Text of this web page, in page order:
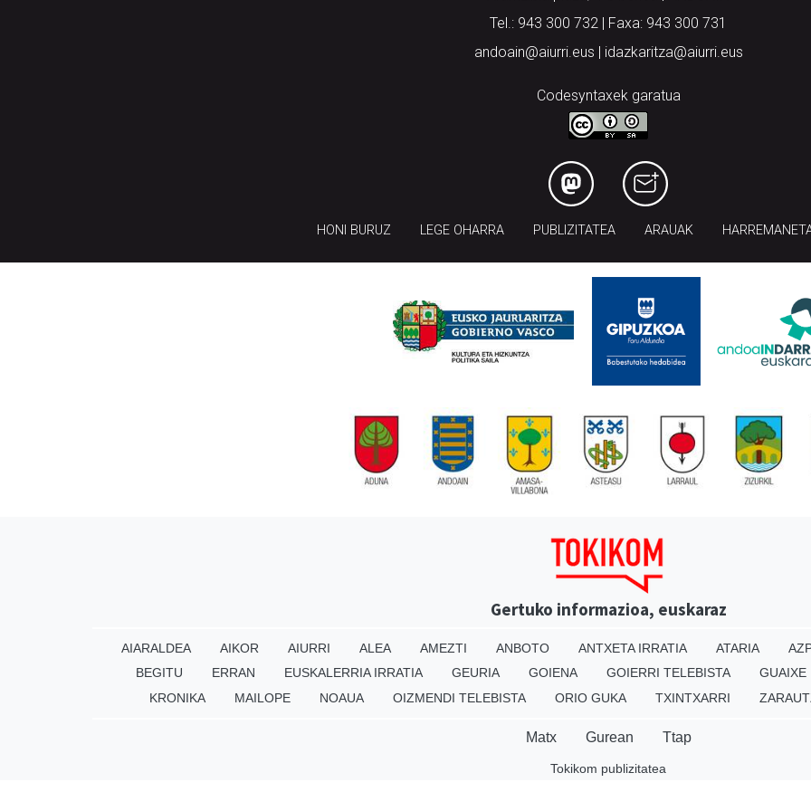
Tel.: 943 300 732 | Faxa: 943 300 731
andoain@aiurri.eus | idazkaritza@aiurri.eus
Codesyntaxek garatua
HONI BURUZ LEGE OHARRA PUBLIZITATEA ARAUAK
Gertuko informazioa, euskaraz
AIARALDEA AIKOR AIURRI ALEA AMEZTI ANBOTO ANTXETA IRRATIA ATARIA
BEGITU
ERRAN EUSKALERRIA IRRATIA GEURIA GOIENA GOIERRI TELEBISTA GUAIXE
KRONIKA
MAILOPE NOAUA OIZMENDI TELEBISTA ORIO GUKA TXINTXARRI
Matx Gurean Ttap
Tokikom publizitatea